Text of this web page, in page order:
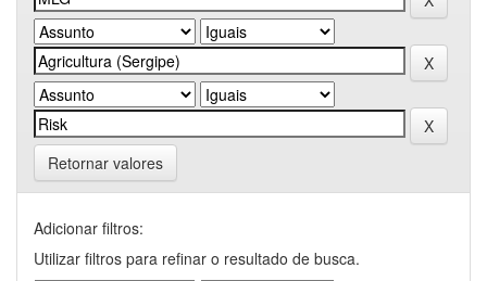
Retornar valores
Adicionar filtros:
Utilizar filtros para refinar o resultado de busca.